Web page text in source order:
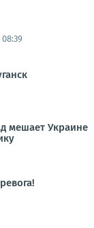
мешает Украине